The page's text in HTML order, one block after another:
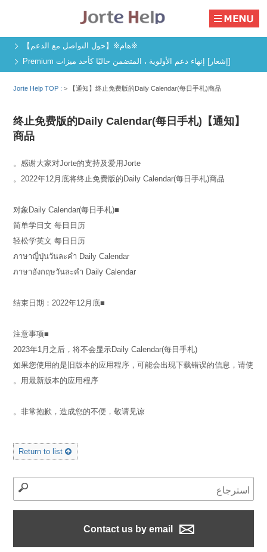
※هام※【حول التواصل مع الدعم】
[إشعار] إنهاء دعم الأولوية ، المتضمن حاليًا كأحد ميزات Premium
Jorte Help TOP :> 【通知】终止免费版的Daily Calendar(每日手札)商品
【通知】终止免费版的Daily Calendar(每日手札)
商品
感谢大家对Jorte的支持及爱用Jorte。
2022年12月底将终止免费版的Daily Calendar(每日手札)商品。
■对象Daily Calendar(每日手札)
简单学日文 每日日历
轻松学英文 每日日历
ภาษาญี่ปุ่นวันละคำ Daily Calendar
ภาษาอังกฤษวันละคำ Daily Calendar
■结束日期：2022年12月底
■注意事项
2023年1月之后，将不会显示Daily Calendar(每日手札)
如果您使用的是旧版本的应用程序，可能会出现下载错误的信息，请使
用最新版本的应用程序。
非常抱歉，造成您的不便，敬请见谅。
Return to list